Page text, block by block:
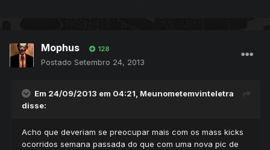
Mophus 128
Postado Setembro 24, 2013
Em 24/09/2013 em 04:21, Meunometemvinteletra
disse:
Acho que deveriam se preocupar mais com os mass kicks
ocorridos semana passada do que com uma nova pic de